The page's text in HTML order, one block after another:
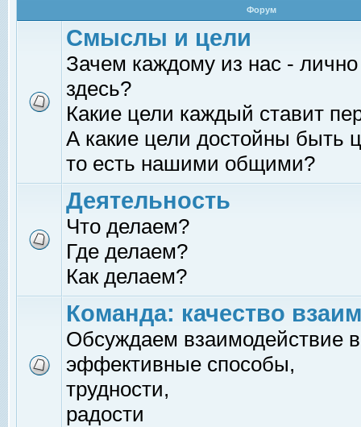
Форум
Смыслы и цели
Зачем каждому из нас -
здесь?
Какие цели каждый ставит
А какие цели достойны быть
то есть нашими общими?
Деятельность
Что делаем?
Где делаем?
Как делаем?
Команда: качество
Обсуждаем взаимодействие
эффективные способы,
трудности,
радости